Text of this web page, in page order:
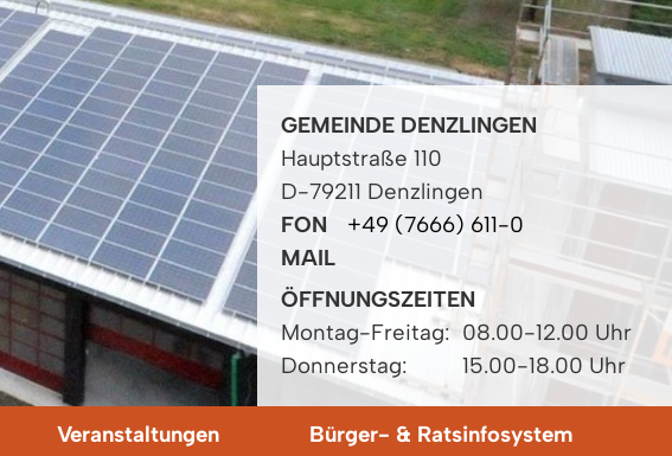
GEMEINDE DENZLINGEN
Hauptstraße 110
D-79211 Denzlingen
FON
+49 (7666) 611-0
MAIL
ÖFFNUNGSZEITEN
Montag-Freitag: 08.00-12.00 Uhr
Donnerstag:
15.00-18.00 Uhr
Veranstaltungen Bürger- & Ratsinfosystem